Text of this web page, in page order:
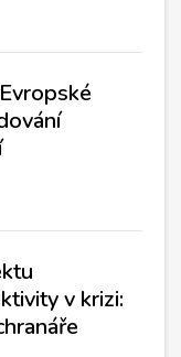
v krizi: